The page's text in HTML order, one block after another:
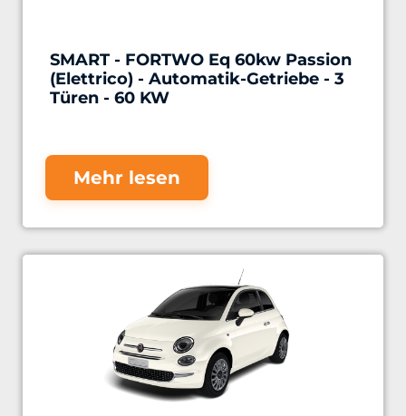
SMART - FORTWO Eq 60kw Passion
(Elettrico) - Automatik-Getriebe - 3
Türen - 60 KW
Mehr lesen